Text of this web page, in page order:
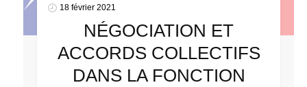
18 février 2021
NÉGOCIATION ET
ACCORDS COLLECTIFS
DANS LA FONCTION